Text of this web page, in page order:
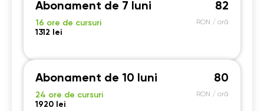
Abonament de 7 luni
16 ore de cursuri
1312 lei
82
RON / oră
Abonament de 10 luni
24 ore de cursuri
1920 lei
80
RON / oră